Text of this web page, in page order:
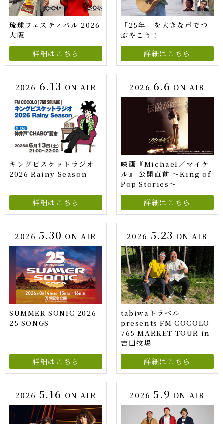
琉球フェスティバル 2026
大阪
詳細はこちら
「25年」を大きな声でつ
ぶやこう！
詳細はこちら
2026 6.13 ON AIR
キングビスケットラジオ
2026 Rainy Season
詳細はこちら
2026 6.6 ON AIR
映画『Michael／マイケ
ル』 公開直前 ～King of
Pop Stories～
詳細はこちら
20265.30 ON AIR
SUMMER SONIC 2026 -
25 SONGS-
詳細はこちら
2026 5.23 ON AIR
tabiwaトラベル
presents FM COCOLO
765 MARKET TOUR in
吉田牧場
詳細はこちら
2026 5.16 ON AIR 20265.9 ON AIR